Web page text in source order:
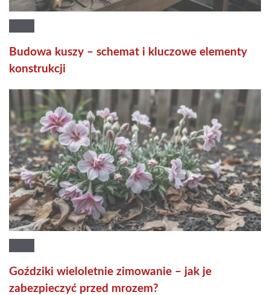
Budowa kuszy – schemat i kluczowe elementy
konstrukcji
Goździki wieloletnie zimowanie – jak je
zabezpieczyć przed mrozem?